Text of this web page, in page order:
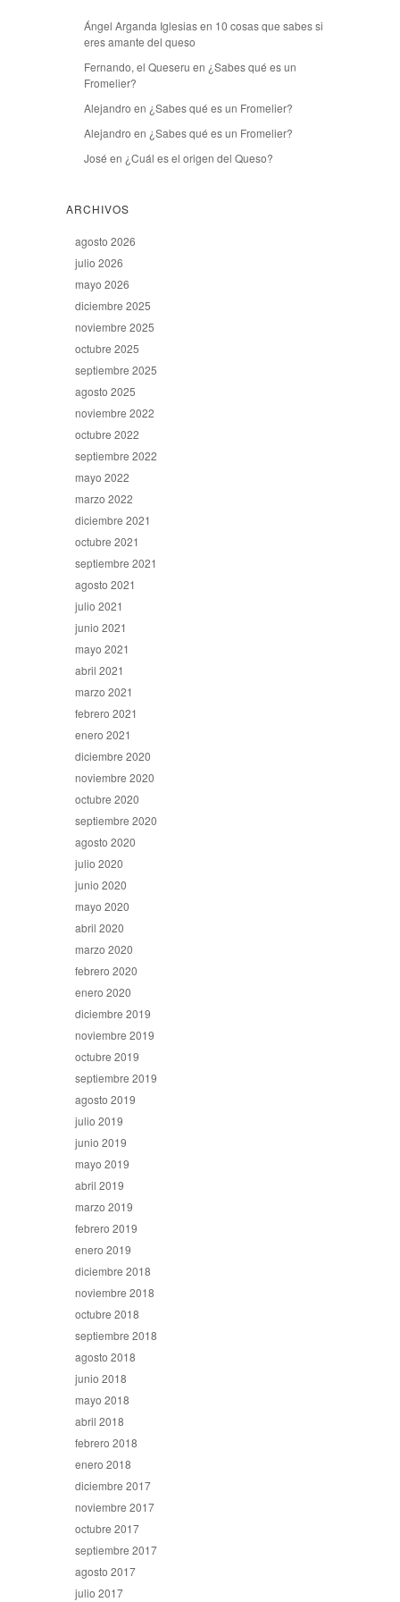
Ángel Arganda Iglesiasen 10 cosas que sabes si
eres amante del queso
Fernando, el Queseru en ¿Sabes qué es un
Fromelier?
Alejandro en ¿Sabes qué es un Fromelier?
Alejandro en ¿Sabes qué es un Fromelier?
José en ¿Cuál es el origen del Queso?
ARCHIVOS
agosto 2026
julio 2026
mayo 2026
diciembre 2025
noviembre 2025
octubre 2025
septiembre 2025
agosto 2025
noviembre 2022
octubre 2022
septiembre 2022
mayo 2022
marzo 2022
diciembre 2021
octubre 2021
septiembre 2021
agosto 2021
julio 2021
junio 2021
mayo 2021
abril 2021
marzo 2021
febrero 2021
enero 2021
diciembre 2020
noviembre 2020
octubre 2020
septiembre 2020
agosto 2020
julio 2020
junio 2020
mayo 2020
abril 2020
marzo 2020
febrero 2020
enero 2020
diciembre 2019
noviembre 2019
octubre 2019
septiembre 2019
agosto 2019
julio 2019
junio 2019
mayo 2019
abril 2019
marzo 2019
febrero 2019
enero 2019
diciembre 2018
noviembre 2018
octubre 2018
septiembre 2018
agosto 2018
junio 2018
mayo 2018
abril 2018
febrero 2018
enero 2018
diciembre 2017
noviembre 2017
octubre 2017
septiembre 2017
agosto 2017
julio 2017